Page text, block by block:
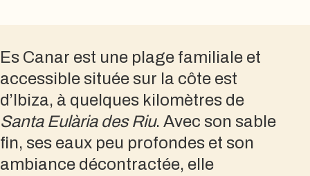
Es Canar est une plage familiale et
accessible située sur la côte est
d’Ibiza, à quelques kilomètres de
Santa Eulària des Riu. Avec son sable
fin, ses eaux peu profondes et son
ambiance décontractée, elle